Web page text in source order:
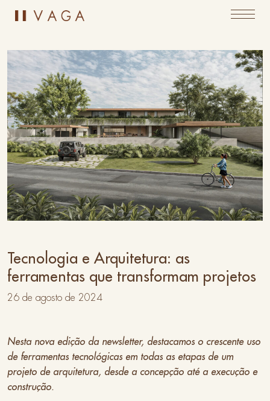
Tecnologia e Arquitetura: as
ferramentas que transformam projetos
26 de agosto de 2024
Nesta nova edição da newsletter, destacamos o crescente uso
de ferramentas tecnológicas em todas as etapas de um
projeto de arquitetura, desde a concepção até a execução e
construção.